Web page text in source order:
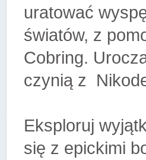
uratować
światów, z
Cobring.
czynią z
Eksploruj
się z epickimi